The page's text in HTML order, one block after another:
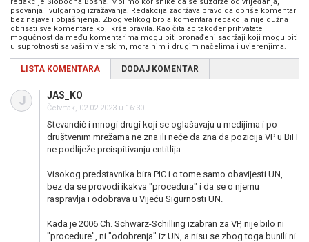
psovanja i vulgarnog izražavanja. Redakcija zadržava pravo da obriše komentar
bez najave i objašnjenja. Zbog velikog broja komentara redakcija nije dužna
obrisati sve komentare koji krše pravila. Kao čitalac također prihvatate
mogućnost da među komentarima mogu biti pronađeni sadržaji koji mogu biti
u suprotnosti sa vašim vjerskim, moralnim i drugim načelima i uvjerenjima.
LISTA KOMENTARA DODAJ KOMENTAR
J JAS_KO
Četvrtak, 02.02.2023 u 16:30
Stevandić i mnogi drugi koji se oglašavaju u medijima i po
društvenim mrežama ne zna ili neće da zna da pozicija VP u BiH
ne podliježe preispitivanju entitlija.
Visokog predstavnika bira PIC i o tome samo obavijesti UN,
bez da se provodi ikakva "procedura" i da se o njemu
raspravlja i odobrava u Vijeću Sigurnosti UN.
Kada je 2006 Ch. Schwarz-Schilling izabran za VP, nije bilo ni
"procedure", ni "odobrenja" iz UN, a nisu se zbog toga bunili ni